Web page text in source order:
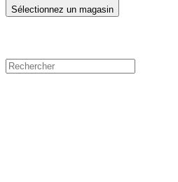
Sélectionnez un magasin